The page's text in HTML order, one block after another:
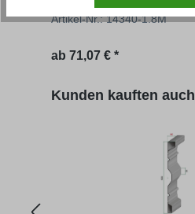
Artikel-Nr.: 14340-1.8M
Regulärer Preis:
ab 71,07 € *
Produktgalerie überspringen
Kunden kauften auch